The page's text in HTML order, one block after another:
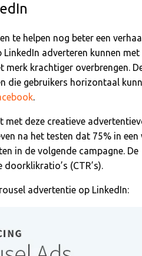
te helpen nog beter een
adverteren kunnen met
krachtiger overbrengen.
die gebruikers horizontaal
.
met deze creatieve
na het testen dat 75% in een
in de volgende campagne. De
(CTR’s).
advertentie op LinkedIn: